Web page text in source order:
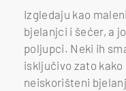
Izgledaju kao
bjelanjci i šećer, a
poljupci. Neki ih
isključivo zato
neiskorišteni